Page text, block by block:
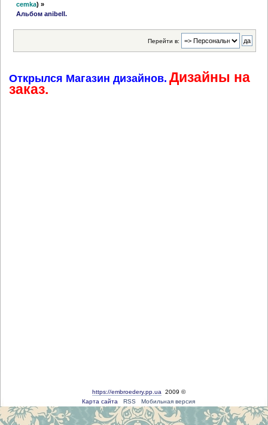
cemka) »
Альбом anibell.
Перейти в:
Открылся Магазин дизайнов. Дизайны на
заказ.
https://embroedery.pp.ua 2009 ©
Карта сайта
RSS Мобильная версия